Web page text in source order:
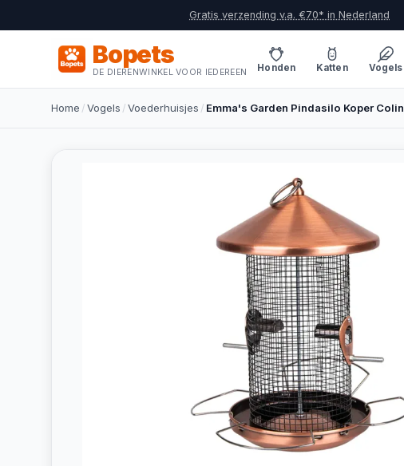
Gratis verzending v.a. €70* in Nederland
Bopets
DE DIERENWINKEL VOOR IEDEREEN Honden Katten Vogels
Home /Vogels /Voederhuisjes / Emma's Garden Pindasilo Koper Colin